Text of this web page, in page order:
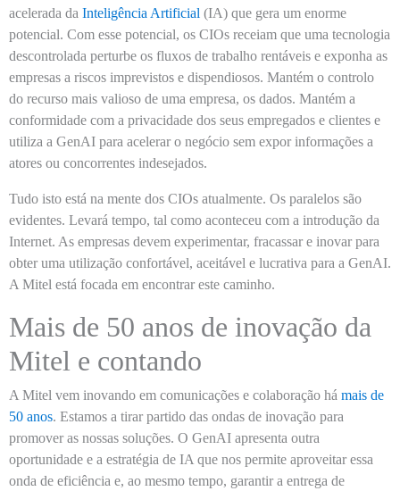
acelerada da Inteligência Artificial (IA) que gera um enorme
potencial. Com esse potencial, os CIOs receiam que uma tecnologia
descontrolada perturbe os fluxos de trabalho rentáveis e exponha as
empresas a riscos imprevistos e dispendiosos. Mantém o controlo
do recurso mais valioso de uma empresa, os dados. Mantém a
conformidade com a privacidade dos seus empregados e clientes e
utiliza a GenAI para acelerar o negócio sem expor informações a
atores ou concorrentes indesejados.
Tudo isto está na mente dos CIOs atualmente. Os paralelos são
evidentes. Levará tempo, tal como aconteceu com a introdução da
Internet. As empresas devem experimentar, fracassar e inovar para
obter uma utilização confortável, aceitável e lucrativa para a GenAI.
A Mitel está focada em encontrar este caminho.
Mais de 50 anos de inovação da
Mitel e contando
A Mitel vem inovando em comunicações e colaboração há mais de
50 anos. Estamos a tirar partido das ondas de inovação para
promover as nossas soluções. O GenAI apresenta outra
oportunidade e a estratégia de IA que nos permite aproveitar essa
onda de eficiência e, ao mesmo tempo, garantir a entrega de